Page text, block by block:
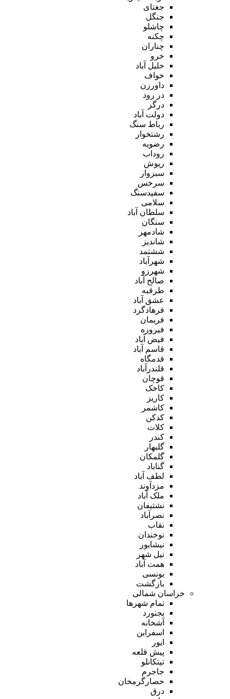
جغتای
جنگل
چاشلو
چکنه
چناران
خرو
خلیل آباد
خواف
داورزن
در رود
درگز
دولت آباد
رباط سنگ
رشتخوار
رضویه
روداب
ریوش
سبزوار
سرخس
سفیدسنگ
سلامی
سلطان آباد
سنگان
شادمهر
شاندیز
ششتمد
شهرآباد
شهرزو
صالح آباد
طرقبه
عشق آباد
فرهادگرد
فریمان
فیروزه
فیض آباد
قاسم آباد
قدمگاه
قلندرآباد
قوچان
کاخک
کاریز
کاشمر
کدکن
کلات
کندر
گلبهار
گلمکان
گناباد
لطف آباد
مزدآوند
ملک آباد
نشتیفان
نصرآباد
نقاب
نوخندان
نیشابور
نیل شهر
همت آباد
یونسی
بازگشت
خراسان شمالی
تمام شهر‌ها
بجنورد
آشخانه
اسفراین
ایور
پیش قلعه
تیتکانلو
جاجرم
حصارگرمخان
درق